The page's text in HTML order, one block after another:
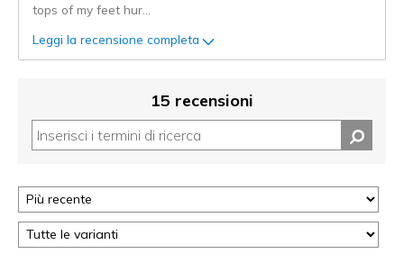
tops of my feet hur
Leggi la recensione completa
15 recensioni